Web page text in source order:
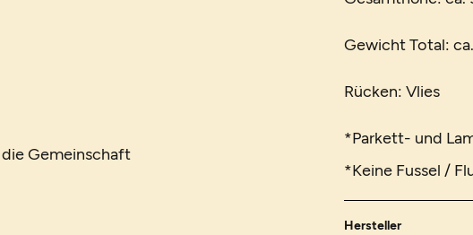
Gemeinschaft
Gewicht Total:
Rücken: Vlies
*Parkett- und
*Keine Fussel /
Hersteller